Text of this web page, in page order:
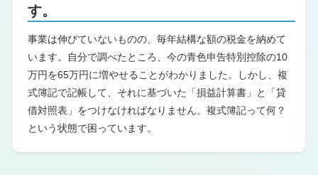
す。
事業は伸びていないものの、毎年結構な額の税金を納めて
います。自分で調べたところ、今の青色申告特別控除の10
万円を65万円に増やせることがわかりました。しかし、複
式簿記で記帳して、それに基づいた「損益計算書」と「貸
借対照表」をつけなければなりません。複式簿記って何？
という状態で困っています。